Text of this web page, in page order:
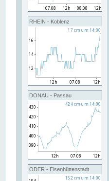
RHEIN - Koblenz
DONAU - Passau
ODER - Eisenhüttenstadt